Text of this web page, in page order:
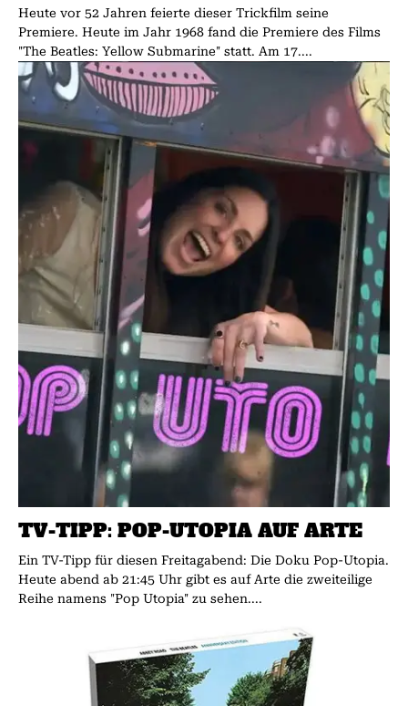
Heute vor 52 Jahren feierte dieser Trickfilm seine
Premiere. Heute im Jahr 1968 fand die Premiere des Films
"The Beatles: Yellow Submarine" statt. Am 17....
TV-TIPP: POP-UTOPIA AUF ARTE
Ein TV-Tipp für diesen Freitagabend: Die Doku Pop-Utopia.
Heute abend ab 21:45 Uhr gibt es auf Arte die zweiteilige
Reihe namens "Pop Utopia" zu sehen....